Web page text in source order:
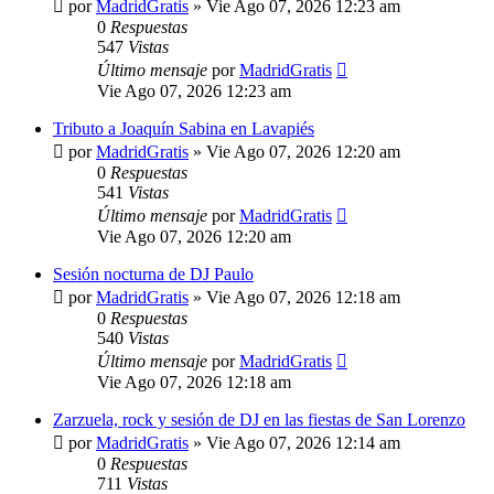
porMadridGratis » Vie Ago 07, 2026 12:23 am
0 Respuestas
547 Vistas
Último mensaje porMadridGratis
Vie Ago 07, 2026 12:23 am
Tributo a Joaquín Sabina en Lavapiés
porMadridGratis » Vie Ago 07, 2026 12:20 am
0 Respuestas
541 Vistas
Último mensaje porMadridGratis
Vie Ago 07, 2026 12:20 am
Sesión nocturna de DJ Paulo
porMadridGratis » Vie Ago 07, 2026 12:18 am
0 Respuestas
540 Vistas
Último mensaje porMadridGratis
Vie Ago 07, 2026 12:18 am
Zarzuela, rock y sesión de DJ en las fiestas de San Lorenzo
porMadridGratis » Vie Ago 07, 2026 12:14 am
0 Respuestas
711 Vistas